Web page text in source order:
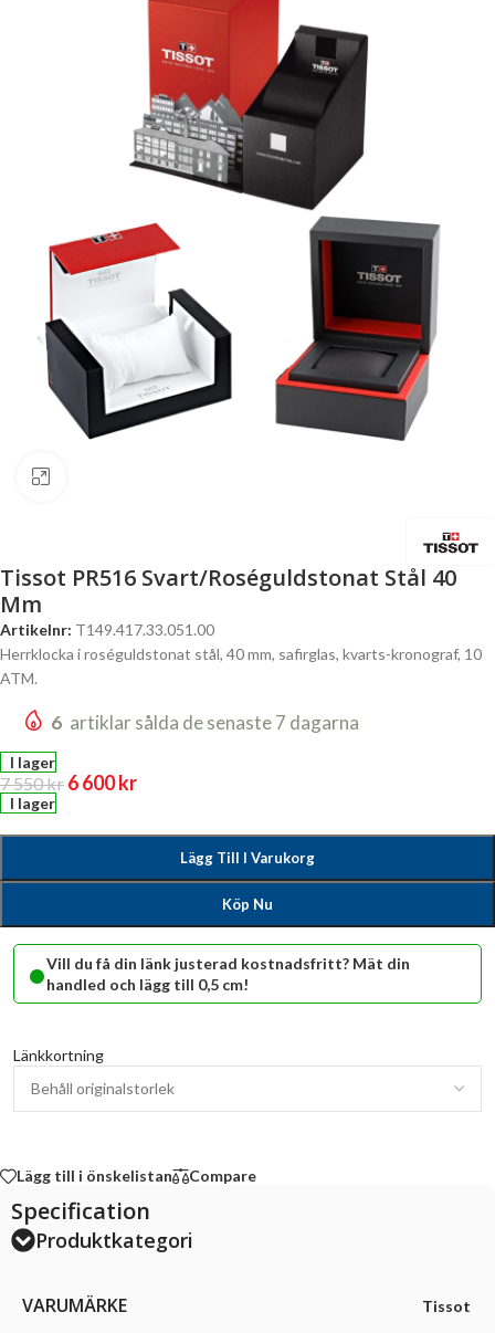
Tissot PR516 Svart/Roséguldstonat Stål 40
Mm
Artikelnr: T149.417.33.051.00
Herrklocka i roséguldstonat stål, 40 mm, safirglas, kvarts-kronograf, 10
ATM.
6 artiklar sålda de senaste 7 dagarna
I lager
7 550kr 6 600kr
I lager
Lägg Till I Varukorg
Köp Nu
•Vill du få din länk justerad kostnadsfritt? Mät din
handled och lägg till 0,5 cm!
Länkkortning
Lägg till i önskelistan Compare
Specification
Produktkategori
VARUMÄRKE Tissot